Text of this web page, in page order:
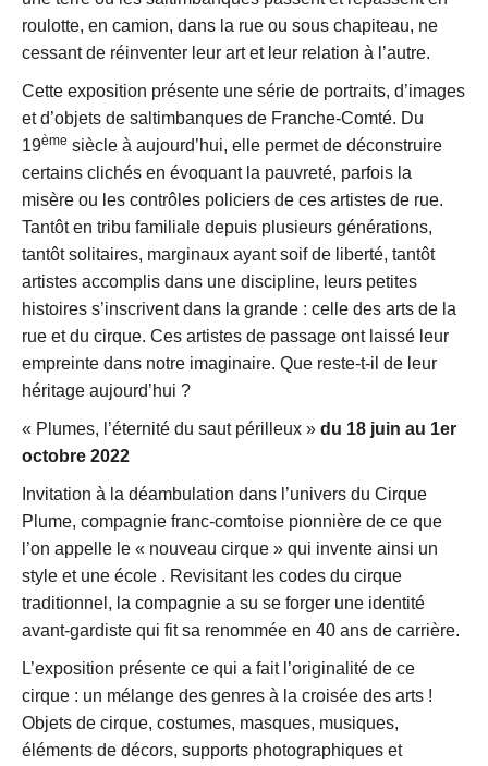
roulotte, en camion, dans la rue ou sous chapiteau, ne
cessant de réinventer leur art et leur relation à l’autre.
Cette exposition présente une série de portraits, d’images
et d’objets de saltimbanques de Franche-Comté. Du
19ème siècle à aujourd’hui, elle permet de déconstruire
certains clichés en évoquant la pauvreté, parfois la
misère ou les contrôles policiers de ces artistes de rue.
Tantôt en tribu familiale depuis plusieurs générations,
tantôt solitaires, marginaux ayant soif de liberté, tantôt
artistes accomplis dans une discipline, leurs petites
histoires s’inscrivent dans la grande : celle des arts de la
rue et du cirque. Ces artistes de passage ont laissé leur
empreinte dans notre imaginaire. Que reste-t-il de leur
héritage aujourd’hui ?
« Plumes, l’éternité du saut périlleux » du 18 juin au 1er
octobre 2022
Invitation à la déambulation dans l’univers du Cirque
Plume, compagnie franc-comtoise pionnière de ce que
l’on appelle le « nouveau cirque » qui invente ainsi un
style et une école . Revisitant les codes du cirque
traditionnel, la compagnie a su se forger une identité
avant-gardiste qui fit sa renommée en 40 ans de carrière.
L’exposition présente ce qui a fait l’originalité de ce
cirque : un mélange des genres à la croisée des arts !
Objets de cirque, costumes, masques, musiques,
éléments de décors, supports photographiques et